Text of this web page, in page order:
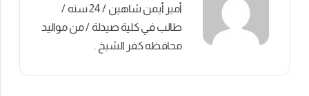
أمير أيمن شاهين / 24 سنه /
طالب في كلية صيدلة / من مواليد
محافظه كفر الشيخ .